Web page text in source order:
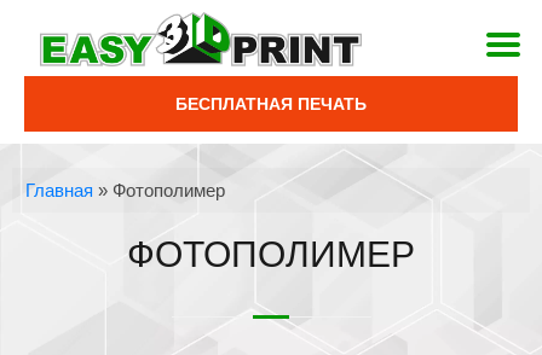
БЕСПЛАТНАЯ ПЕЧАТЬ
Главная » Фотополимер
ФОТОПОЛИМЕР